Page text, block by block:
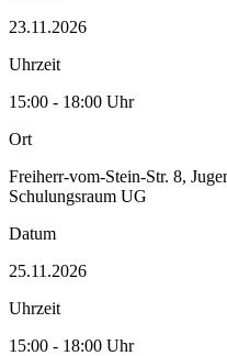
23.11.2026
Uhrzeit
15:00 - 18:00 Uhr
Ort
Freiherr-vom-Stein-Str. 8,
Schulungsraum UG
Datum
25.11.2026
Uhrzeit
15:00 - 18:00 Uhr